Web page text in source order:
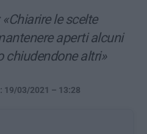
«Chiarire le scelte
aperti alcuni
chiudendone altri»
19/03/2021 – 13:28